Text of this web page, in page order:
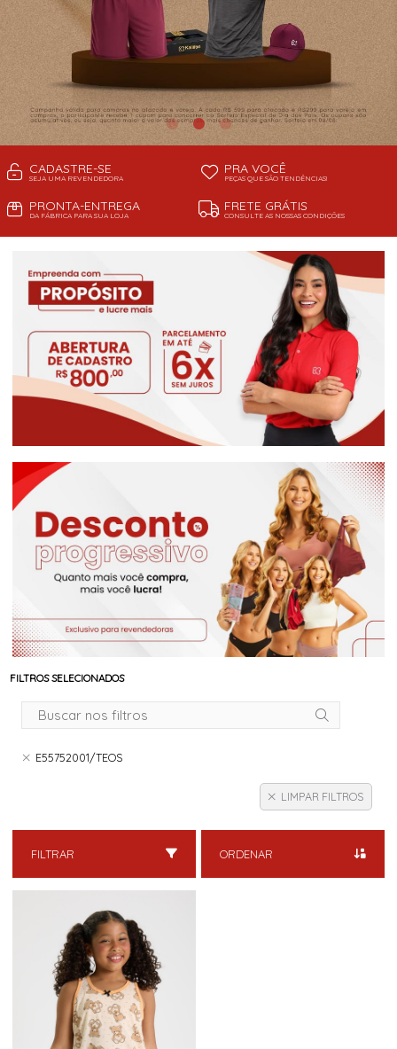
CADASTRE-SE
SEJA UMA REVENDEDORA
PRA VOCÊ
PEÇAS QUE SÃO TENDÊNCIAS!
PRONTA-ENTREGA
DA FÁBRICA PARA SUA LOJA
FRETE GRÁTIS
CONSULTE AS NOSSAS CONDIÇÕES
FILTROS SELECIONADOS
E55752001/TEOS
LIMPAR FILTROS
FILTRAR ORDENAR